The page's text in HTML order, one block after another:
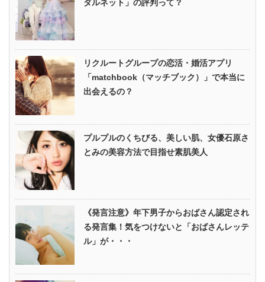
ダルネット」の評判って？
リクルートグループの恋活・婚活アプリ
「matchbook（マッチブック）」で本当に
出会えるの？
プルプルのくちびる、美しい肌、女優石原さ
とみの美容方法で目指せ素肌美人
《発言注意》年下男子からおばさん認定され
る発言集！気をつけないと「おばさんレッテ
ル」が・・・